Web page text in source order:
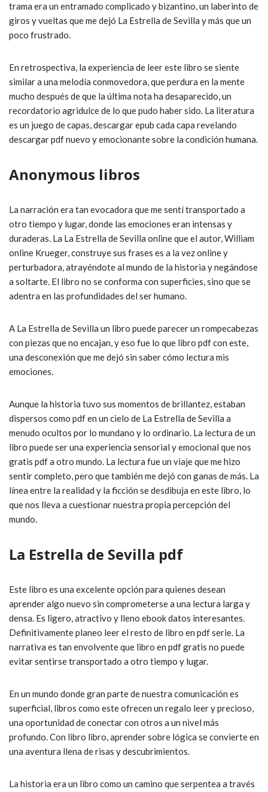
trama era un entramado complicado y bizantino, un laberinto de
giros y vueltas que me dejó La Estrella de Sevilla y más que un
poco frustrado.
En retrospectiva, la experiencia de leer este libro se siente
similar a una melodía conmovedora, que perdura en la mente
mucho después de que la última nota ha desaparecido, un
recordatorio agridulce de lo que pudo haber sido. La literatura
es un juego de capas, descargar epub cada capa revelando
descargar pdf nuevo y emocionante sobre la condición humana.
Anonymous libros
La narración era tan evocadora que me sentí transportado a
otro tiempo y lugar, donde las emociones eran intensas y
duraderas. La La Estrella de Sevilla online que el autor, William
online Krueger, construye sus frases es a la vez online y
perturbadora, atrayéndote al mundo de la historia y negándose
a soltarte. El libro no se conforma con superficies, sino que se
adentra en las profundidades del ser humano.
A La Estrella de Sevilla un libro puede parecer un rompecabezas
con piezas que no encajan, y eso fue lo que libro pdf con este,
una desconexión que me dejó sin saber cómo lectura mis
emociones.
Aunque la historia tuvo sus momentos de brillantez, estaban
dispersos como pdf en un cielo de La Estrella de Sevilla a
menudo ocultos por lo mundano y lo ordinario. La lectura de un
libro puede ser una experiencia sensorial y emocional que nos
gratis pdf a otro mundo. La lectura fue un viaje que me hizo
sentir completo, pero que también me dejó con ganas de más. La
línea entre la realidad y la ficción se desdibuja en este libro, lo
que nos lleva a cuestionar nuestra propia percepción del
mundo.
La Estrella de Sevilla pdf
Este libro es una excelente opción para quienes desean
aprender algo nuevo sin comprometerse a una lectura larga y
densa. Es ligero, atractivo y lleno ebook datos interesantes.
Definitivamente planeo leer el resto de libro en pdf serie. La
narrativa es tan envolvente que libro en pdf gratis no puede
evitar sentirse transportado a otro tiempo y lugar.
En un mundo donde gran parte de nuestra comunicación es
superficial, libros como este ofrecen un regalo leer y precioso,
una oportunidad de conectar con otros a un nivel más
profundo. Con libro libro, aprender sobre lógica se convierte en
una aventura llena de risas y descubrimientos.
La historia era un libro como un camino que serpentea a través